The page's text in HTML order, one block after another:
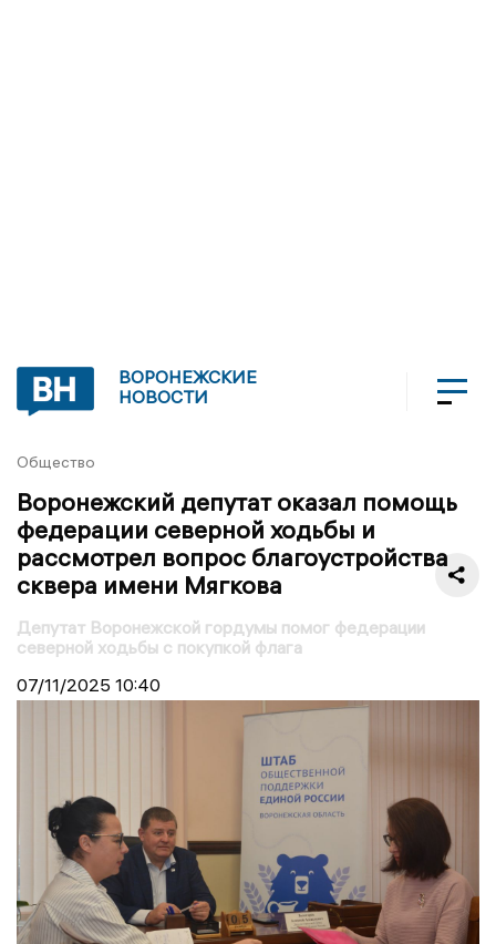
ВОРОНЕЖСКИЕ
НОВОСТИ
Общество
Воронежский депутат оказал помощь
федерации северной ходьбы и
рассмотрел вопрос благоустройства
сквера имени Мягкова
Депутат Воронежской гордумы помог федерации
северной ходьбы с покупкой флага
07/11/2025 10:40